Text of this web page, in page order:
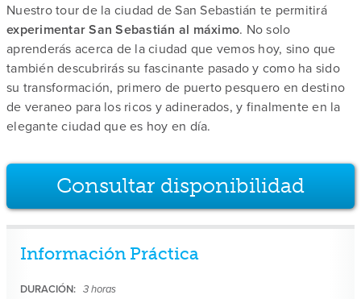
Nuestro tour de la ciudad de San Sebastián te permitirá
experimentar San Sebastián al máximo. No solo
aprenderás acerca de la ciudad que vemos hoy, sino que
también descubrirás su fascinante pasado y como ha sido
su transformación, primero de puerto pesquero en destino
de veraneo para los ricos y adinerados, y finalmente en la
elegante ciudad que es hoy en día.
Consultar disponibilidad
Información Práctica
DURACIÓN:3 horas